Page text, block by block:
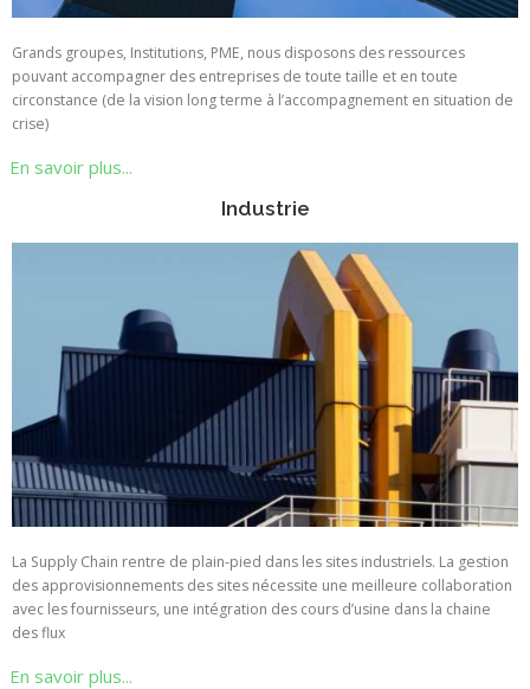
Grands groupes, Institutions, PME, nous disposons des ressources
pouvant accompagner des entreprises de toute taille et en toute
circonstance (de la vision long terme à l’accompagnement en situation de
crise)
En savoir plus...
Industrie
La Supply Chain rentre de plain-pied dans les sites industriels. La gestion
des approvisionnements des sites nécessite une meilleure collaboration
avec les fournisseurs, une intégration des cours d’usine dans la chaine
des flux
En savoir plus...